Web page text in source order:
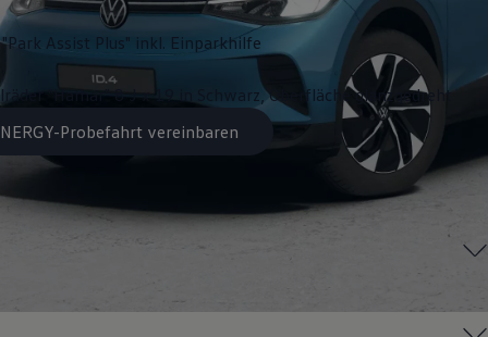
Assist Plus" inkl. Einparkhilfe
"Hamar" 8 J x 19 in Schwarz, Oberfläche glanzgedreht
Probefahrt vereinbaren